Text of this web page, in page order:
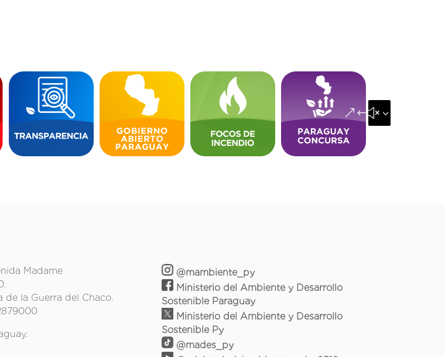
&#x35;
Madame
de la Guerra del Chaco.
@mambiente_py
Ministerio del Ambiente y Desarrollo
Sostenible Paraguay
Ministerio del Ambiente y Desarrollo
Sostenible Py
@mades_py